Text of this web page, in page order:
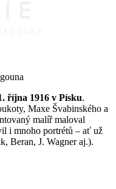
října 1916 v Písku.
Maxe Švabinského a
malíř maloval
i mnoho portrétů – ať už
Beran, J. Wagner aj.).